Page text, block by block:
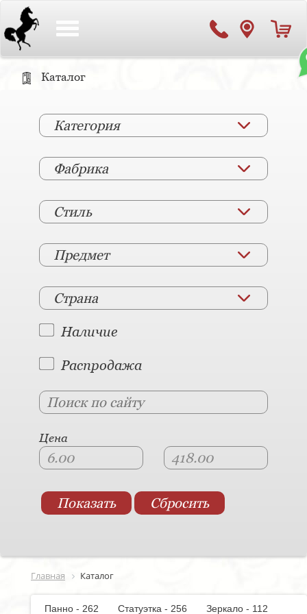
Каталог
Категория
Фабрика
Стиль
Предмет
Страна
Наличие
Распродажа
Цена
Главная Каталог
Панно - 262 Статуэтка - 256
Зеркало - 112